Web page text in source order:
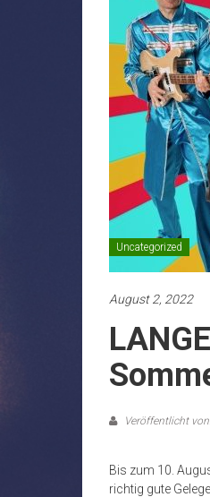
Uncategorized
August 2, 2022
Veröffentlicht
Bis zum 10.
richtig gute